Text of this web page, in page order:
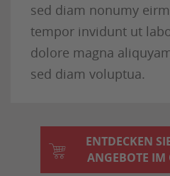
sed diam nonumy
tempor invidunt ut
dolore magna
sed diam voluptua.
ENTDECKEN
ANGEBOTE